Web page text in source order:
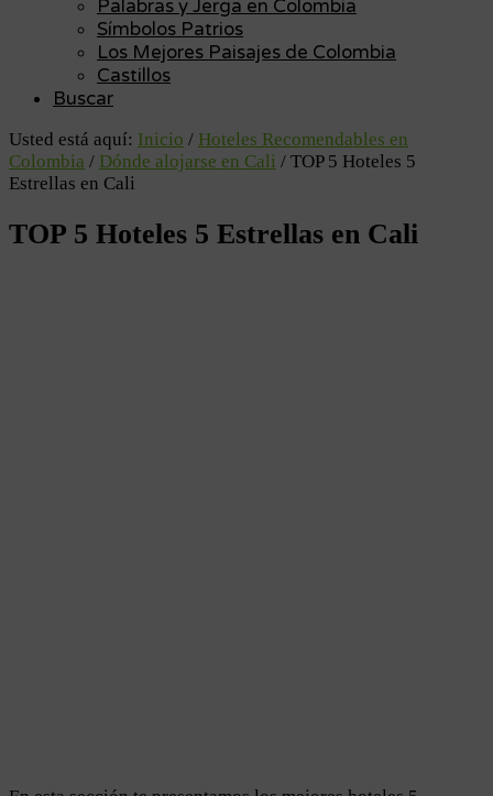
Palabras y Jerga en Colombia
Símbolos Patrios
Los Mejores Paisajes de Colombia
Castillos
Buscar
Usted está aquí: Inicio / Hoteles Recomendables en
Colombia / Dónde alojarse en Cali / TOP 5 Hoteles 5
Estrellas en Cali
TOP 5 Hoteles 5 Estrellas en Cali